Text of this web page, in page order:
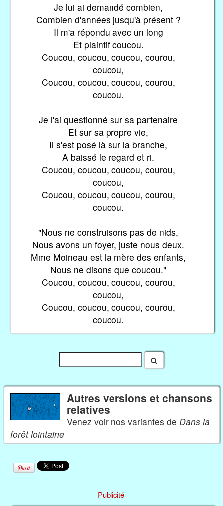
Je lui ai demandé combien,
Combien d'années jusqu'à présent ?
Il m'a répondu avec un long
Et plaintif coucou.
Coucou, coucou, coucou, courou,
coucou,
Coucou, coucou, coucou, courou,
coucou.
Je l'ai questionné sur sa partenaire
Et sur sa propre vie,
Il s'est posé là sur la branche,
A baissé le regard et ri.
Coucou, coucou, coucou, courou,
coucou,
Coucou, coucou, coucou, courou,
coucou.
"Nous ne construisons pas de nids,
Nous avons un foyer, juste nous deux.
Mme Moineau est la mère des enfants,
Nous ne disons que coucou."
Coucou, coucou, coucou, courou,
coucou,
Coucou, coucou, coucou, courou,
coucou.
Autres versions et chansons
relatives
Venez voir nos variantes de Dans la
forêt lointaine
Publicité